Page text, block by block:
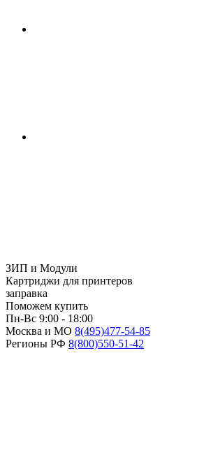
ЗИП и Модули
Картриджи для принтеров
заправка
Поможем купить
Пн-Вс 9:00 - 18:00
Москва и МО 8(495)477-54-85
Регионы РФ 8(800)550-51-42